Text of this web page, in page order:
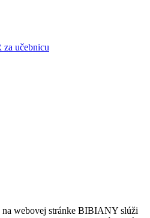
za učebnicu
na webovej stránke BIBIANY slúži